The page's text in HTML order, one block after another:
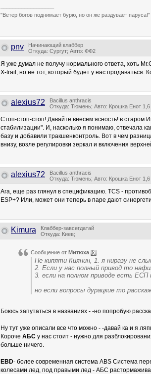
"Ветер богов поднимает бурю, но он же раздувает
pnv
Начинающий клаббер
Откуда: Сургут; Авто: ФФ2
Я уже думал не получу нормального ответа, хоть
X-trail, но не тот, который будет у нас продаваться.
alexius72
Bacillus anthracis
Откуда: Тюмень; Авто: Крошка Енот 1,6
Стоп-стоп-стоп! Давайте внесем ясность! в старом
стабилизации". И, насколько я понимаю, отвечала
базу и добавили тракшенконтроль. Вот в чем
внизу, возле регулировки зеркал и включения
alexius72
Bacillus anthracis
Откуда: Тюмень; Авто: Крошка Енот 1,6
Ага, еще раз глянул в спецификацию. TCS -
ESP+? Или, может они теперь в паре дают
Kimura
Клаббер-завсегдатай
Откуда: Киев;
Сообщение от Митюха
Не кипяти Киянин, 1. я ниразу не
2. Если у нас полный привод то
3. если на полном приводе есть
но если вопросы дурацкие то
Боюсь запутаться в названиях - -но попробую
Ну тут уже описали все что можно - -давай ка и я
Короче АБС у нас стоит - нужно для
больше ничего.
EBD- более современная система ABS Система
колесами лед, под правыми лед - АБС